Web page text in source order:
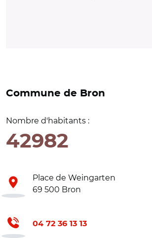
Commune de Bron
Nombre d'habitants :
42982
Place de Weingarten
69 500 Bron
04 72 36 13 13